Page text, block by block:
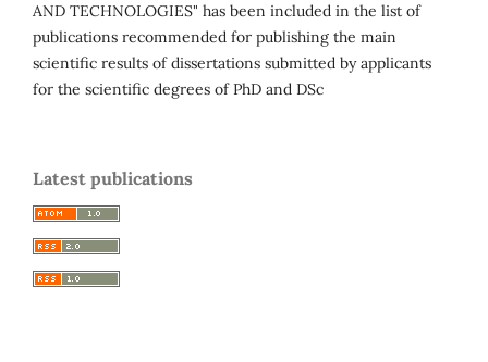
AND TECHNOLOGIES" has been included in the list of
publications recommended for publishing the main
scientific results of dissertations submitted by applicants
for the scientific degrees of PhD and DSc
Latest publications